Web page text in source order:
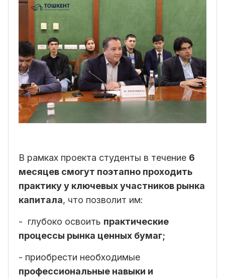
В рамках проекта студенты в течение 6
месяцев смогут поэтапно проходить
практику у ключевых участников рынка
капитала, что позволит им:
- глубоко освоить практические
процессы рынка ценных бумаг;
- приобрести необходимые
профессиональные навыки и